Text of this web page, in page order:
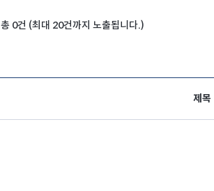
총 0건 (최대 20건까지 노출됩니다.)
제목